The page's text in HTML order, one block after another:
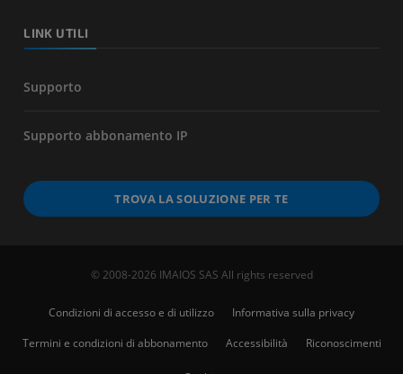
LINK UTILI
Supporto
Supporto abbonamento IP
TROVA LA SOLUZIONE PER TE
© 2008-2026 IMAIOS SAS All rights reserved
Condizioni di accesso e di utilizzo
Informativa sulla privacy
Termini e condizioni di abbonamento
Accessibilità Riconoscimenti